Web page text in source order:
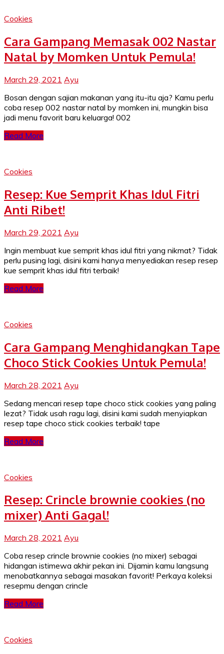
Cookies
Cara Gampang Memasak 002 Nastar
Natal by Momken Untuk Pemula!
March 29, 2021 Ayu
Bosan dengan sajian makanan yang itu-itu aja? Kamu perlu
coba resep 002 nastar natal by momken ini, mungkin bisa
jadi menu favorit baru keluarga! 002
Read More
Cookies
Resep: Kue Semprit Khas Idul Fitri
Anti Ribet!
March 29, 2021 Ayu
Ingin membuat kue semprit khas idul fitri yang nikmat? Tidak
perlu pusing lagi, disini kami hanya menyediakan resep resep
kue semprit khas idul fitri terbaik!
Read More
Cookies
Cara Gampang Menghidangkan Tape
Choco Stick Cookies Untuk Pemula!
March 28, 2021 Ayu
Sedang mencari resep tape choco stick cookies yang paling
lezat? Tidak usah ragu lagi, disini kami sudah menyiapkan
resep tape choco stick cookies terbaik! tape
Read More
Cookies
Resep: Crincle brownie cookies (no
mixer) Anti Gagal!
March 28, 2021 Ayu
Coba resep crincle brownie cookies (no mixer) sebagai
hidangan istimewa akhir pekan ini. Dijamin kamu langsung
menobatkannya sebagai masakan favorit! Perkaya koleksi
resepmu dengan crincle
Read More
Cookies